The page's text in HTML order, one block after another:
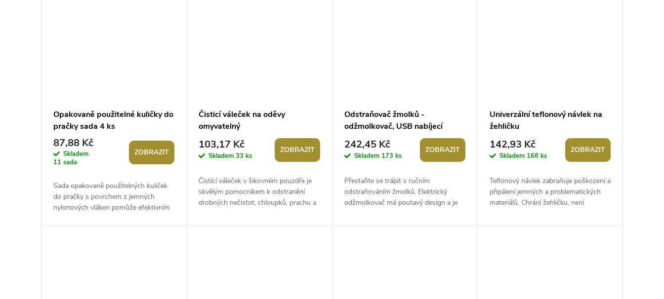
Opakovaně použitelné kuličky do
pračky sada 4 ks
87,88 Kč
Skladem
11 sada
ZOBRAZIT
Sada opakovaně použitelných kuliček
do pračky s povrchem z jemných
nylonových vláken pomůže efektivním
Čisticí váleček na oděvy
omyvatelný
103,17 Kč
Skladem33 ks
ZOBRAZIT
Čistící váleček v šikovném pouzdře je
skvělým pomocníkem k odstranění
drobných nečistot, chloupků, prachu a
Odstraňovač žmolků -
odžmolkovač, USB nabíjecí
242,45 Kč
Skladem 173 ks
ZOBRAZIT
Přestaňte se trápit s ručním
odstraňováním žmolků. Elektrický
odžmolkovač má poutavý design a je
rádi nosí oděvy a
Univerzální teflonový návlek na
žehličku
142,93 Kč
Skladem 168 ks
ZOBRAZIT
Teflonový návlek zabraňuje poškození a
připálení jemných a problematických
materiálů. Chrání žehličku, není